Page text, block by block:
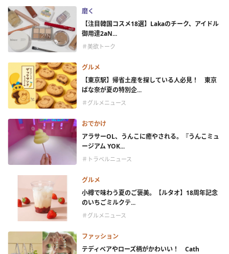
磨く
【注目韓国コスメ18選】Lakaのチーク、アイドル
御用達2aN...
＃美欲トーク
グルメ
【東京駅】帰省土産を探している人必見！ 東京
ばな奈が夏の特別企...
＃グルメニュース
おでかけ
アラサーOL、うんこに癒やされる。『うんこミュ
ージアム YOK...
＃トラベルニュース
グルメ
小樽で味わう夏のご褒美。【ルタオ】18周年記念
のいちごミルクテ...
＃グルメニュース
ファッション
テディベアやローズ柄がかわいい！ Cath